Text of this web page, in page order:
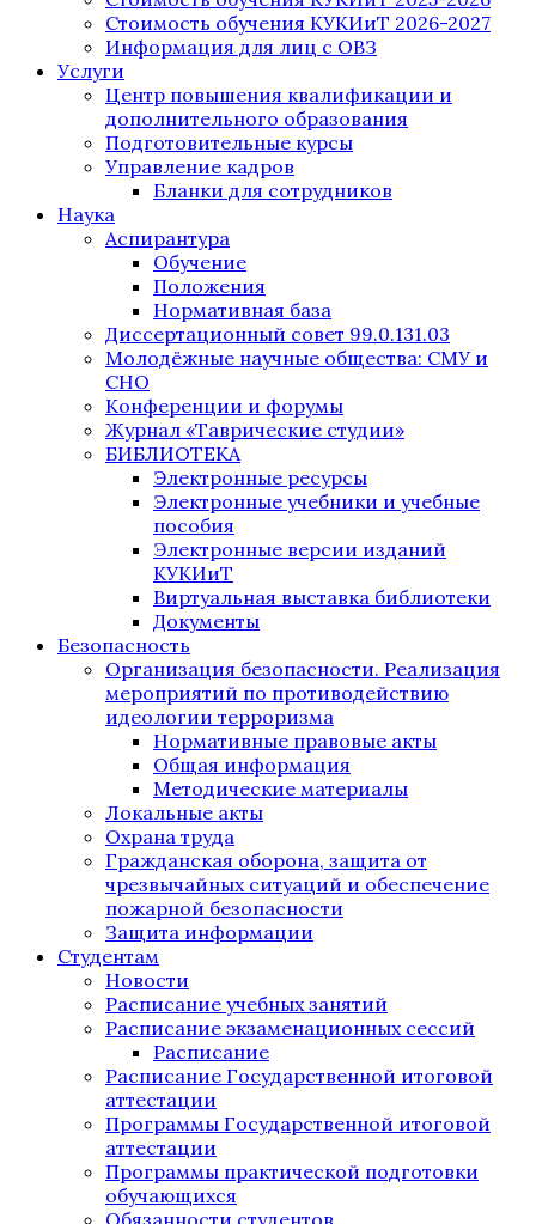
Стоимость обучения КУКИиТ 2026-2027
Информация для лиц с ОВЗ
Услуги
Центр повышения квалификации и
дополнительного образования
Подготовительные курсы
Управление кадров
Бланки для сотрудников
Наука
Аспирантура
Обучение
Положения
Нормативная база
Диссертационный совет 99.0.131.03
Молодёжные научные общества: СМУ и
СНО
Конференции и форумы
Журнал «Таврические студии»
БИБЛИОТЕКА
Электронные ресурсы
Электронные учебники и учебные
пособия
Электронные версии изданий
КУКИиТ
Виртуальная выставка библиотеки
Документы
Безопасность
Организация безопасности. Реализация
мероприятий по противодействию
идеологии терроризма
Нормативные правовые акты
Общая информация
Методические материалы
Локальные акты
Охрана труда
Гражданская оборона, защита от
чрезвычайных ситуаций и обеспечение
пожарной безопасности
Защита информации
Студентам
Новости
Расписание учебных занятий
Расписание экзаменационных сессий
Расписание
Расписание Государственной итоговой
аттестации
Программы Государственной итоговой
аттестации
Программы практической подготовки
обучающихся
Обязанности студентов